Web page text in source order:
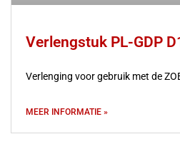
Verlengstuk PL-GDP
Verlenging voor gebruik met de
MEER INFORMATIE »